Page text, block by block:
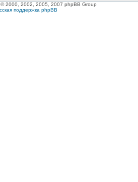
© 2000, 2002, 2005, 2007 phpBB Group
поддержка phpBB